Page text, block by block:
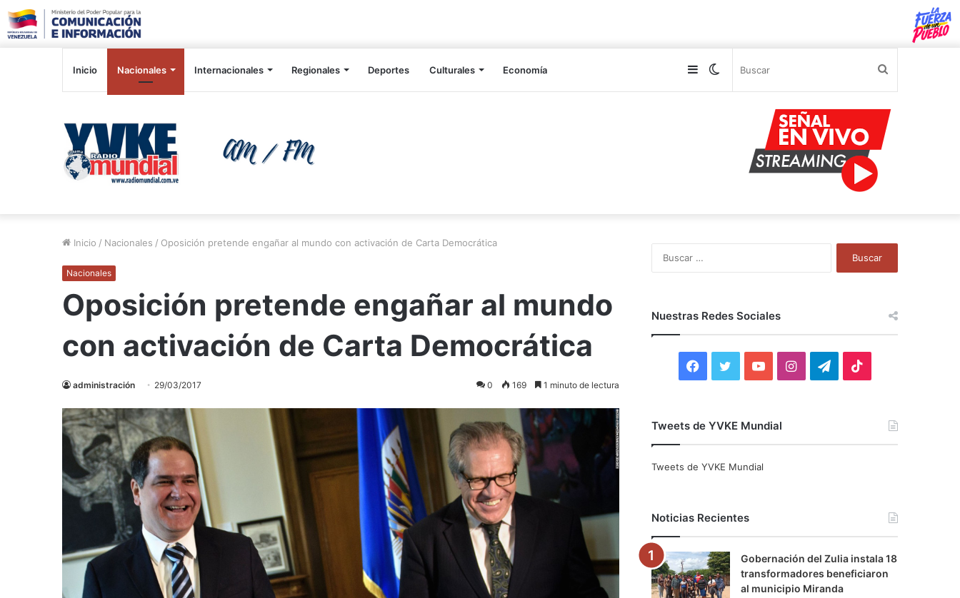
Inicio Nacionales Internacionales Regionales Deportes Culturales Economía Switch
Sidebar
Inicio / Nacionales / Oposición pretende engañar al mundo con activación de Carta Democrática
Nacionales
Oposición pretende engañar al mundo
con activación de Carta Democrática
administración 29/03/2017 0 169 1 minuto de lectura
Nuestras Redes Sociales
F
c
o
k
i
r
Y
u
e
I
r
a
m
T
a
m
Tweets de YVKE Mundial
Tweets de YVKE Mundial
Noticias Recientes
Gobernación del Zulia instala 18
transformadores beneficiaron
al municipio Miranda